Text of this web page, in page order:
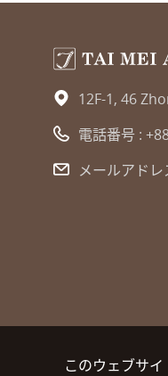
12F-1, 46
電話番号 :
メールアドレ
このウェブサ